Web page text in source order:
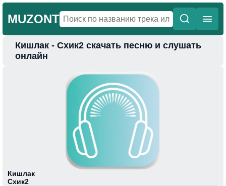
MUZONT
Главная
Кишлак - Схик2 скачать песню и слушать
онлайн
Кишлак
Схик2